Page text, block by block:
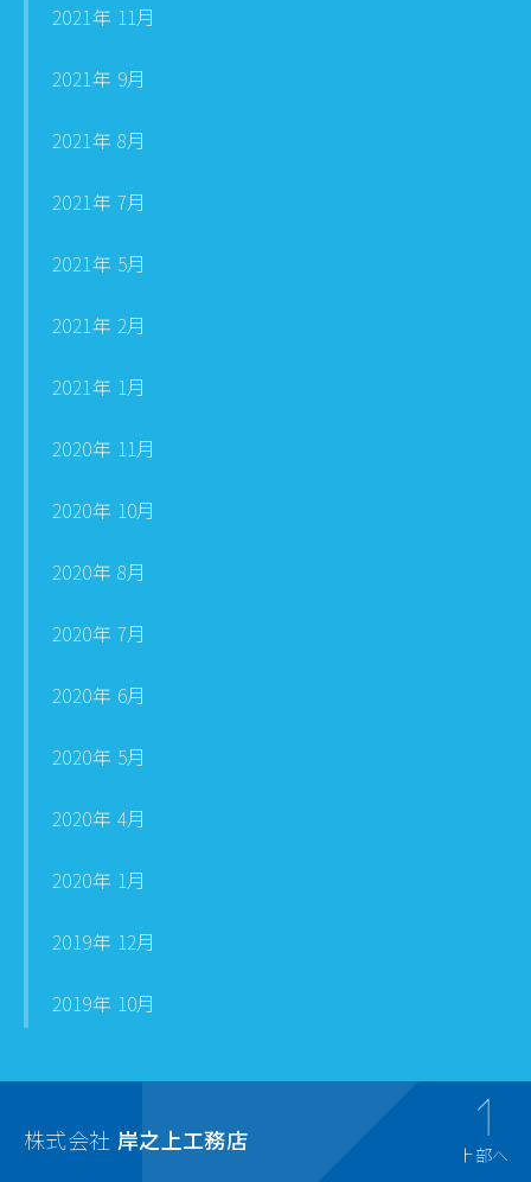
2021年 11月
2021年 9月
2021年 8月
2021年 7月
2021年 5月
2021年 2月
2021年 1月
2020年 11月
2020年 10月
2020年 8月
2020年 7月
2020年 6月
2020年 5月
2020年 4月
2020年 1月
2019年 12月
2019年 10月
株式会社 岸之上工務店 上部へ